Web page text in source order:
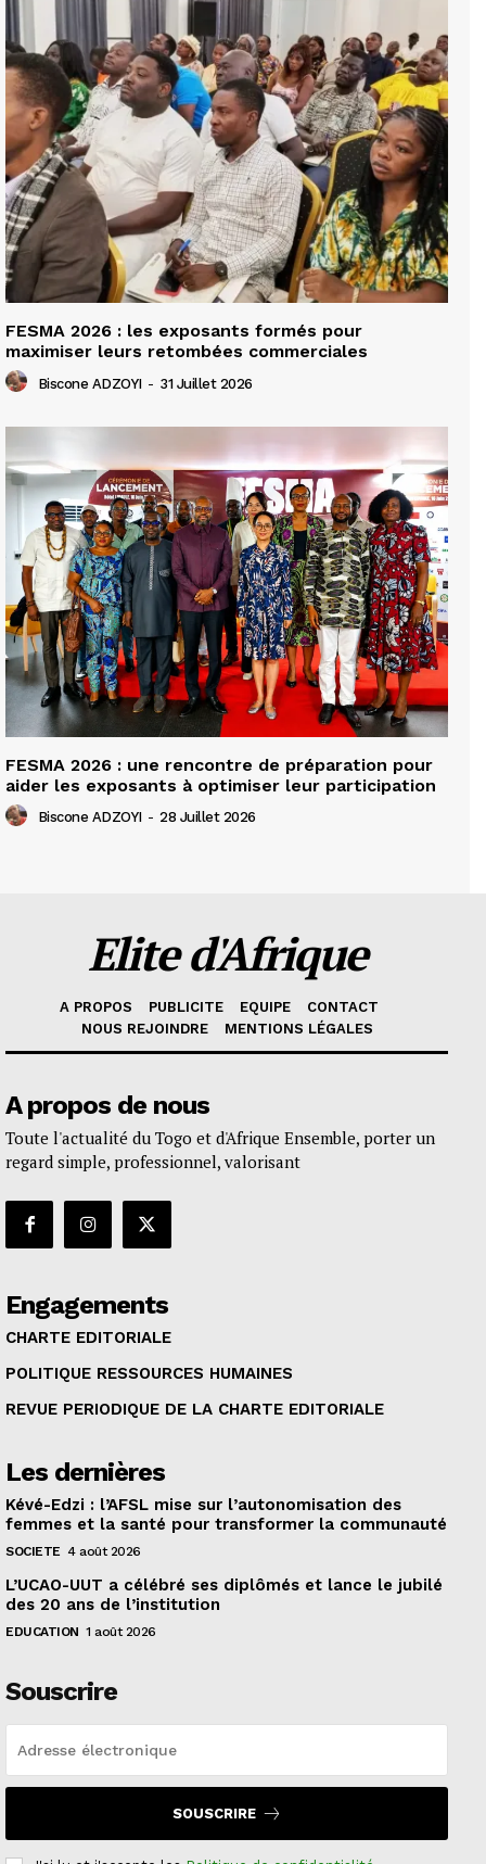
FESMA 2026 : les exposants formés pour
maximiser leurs retombées commerciales
Biscone ADZOYI - 31 Juillet 2026
FESMA 2026 : une rencontre de préparation pour
aider les exposants à optimiser leur participation
Biscone ADZOYI - 28 Juillet 2026
Elite d'Afrique
A PROPOS PUBLICITE EQUIPE
CONTACT
NOUS REJOINDRE
MENTIONS LÉGALES
A propos de nous
Toute l'actualité du Togo et d'Afrique Ensemble, porter un
regard simple, professionnel, valorisant
Engagements
CHARTE EDITORIALE
POLITIQUE RESSOURCES HUMAINES
REVUE PERIODIQUE DE LA CHARTE EDITORIALE
Les dernières
Kévé-Edzi : l’AFSL mise sur l’autonomisation des
femmes et la santé pour transformer la communauté
SOCIETE 4 août 2026
L’UCAO-UUT a célébré ses diplômés et lance le jubilé
des 20 ans de l’institution
EDUCATION 1 août 2026
Souscrire
SOUSCRIRE